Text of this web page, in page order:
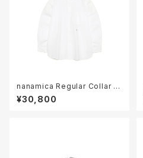
nanamica Regular Collar St
ripe Wind Shirt ( S26SG08
2 )
¥30,800